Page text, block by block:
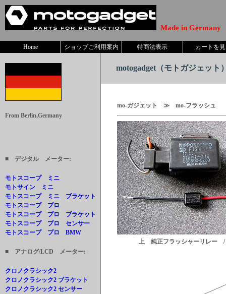
Made in Germany
Home ショップご利用案内 特商法表示 カートを
From Berlin,Germany
■ デジタル メーター:
モトスコープ ミニ
モトサイン ミニ
モトスコープ ミニ ブラケット
モトスコープ プロ
モトスコープ プロ ブラケット
モトスコープ プロ センサー
モトスコープ プロ BMW
■ アナログ/LCD メーター:
クロノクラシック2
クロノクラシック2 ブラケット
クロノクラシック2 センサー
motogadget （モトガジェッ
mo-ガジェット ≫ mo-フラッシ
上 純正フラッシャーリレ